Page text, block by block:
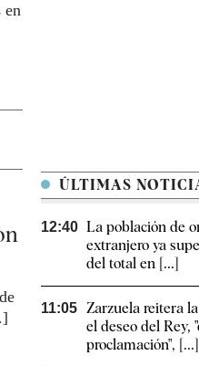
en
ÚLTIMAS
12:40 La población de
extranjero ya
del total en [...]
11:05 Zarzuela reitera
el deseo del Rey,
proclamación", [...]